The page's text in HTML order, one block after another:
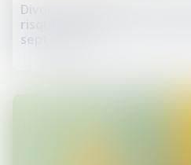
Divorce : quelle est cette
risque d’alourdir
septembre ?